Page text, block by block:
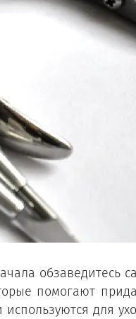
обзаведитесь
помогают
для